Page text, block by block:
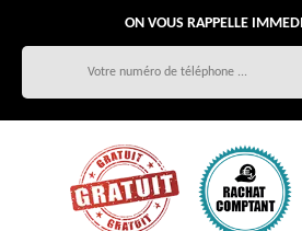
ON VOUS RAPPELLE